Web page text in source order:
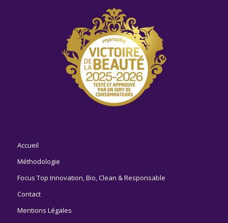
Accueil
Méthodologie
Focus Top Innovation, Bio, Clean & Responsable
Contact
Mentions Légales